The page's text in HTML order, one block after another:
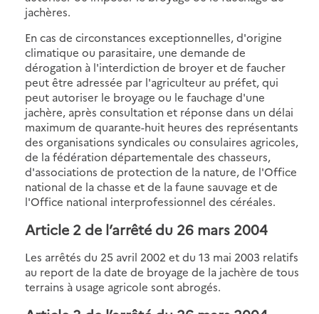
jachères.
En cas de circonstances exceptionnelles, d'origine
climatique ou parasitaire, une demande de
dérogation à l'interdiction de broyer et de faucher
peut être adressée par l'agriculteur au préfet, qui
peut autoriser le broyage ou le fauchage d'une
jachère, après consultation et réponse dans un délai
maximum de quarante-huit heures des représentants
des organisations syndicales ou consulaires agricoles,
de la fédération départementale des chasseurs,
d'associations de protection de la nature, de l'Office
national de la chasse et de la faune sauvage et de
l'Office national interprofessionnel des céréales.
Article 2 de l’arrêté du 26 mars 2004
Les arrêtés du 25 avril 2002 et du 13 mai 2003 relatifs
au report de la date de broyage de la jachère de tous
terrains à usage agricole sont abrogés.